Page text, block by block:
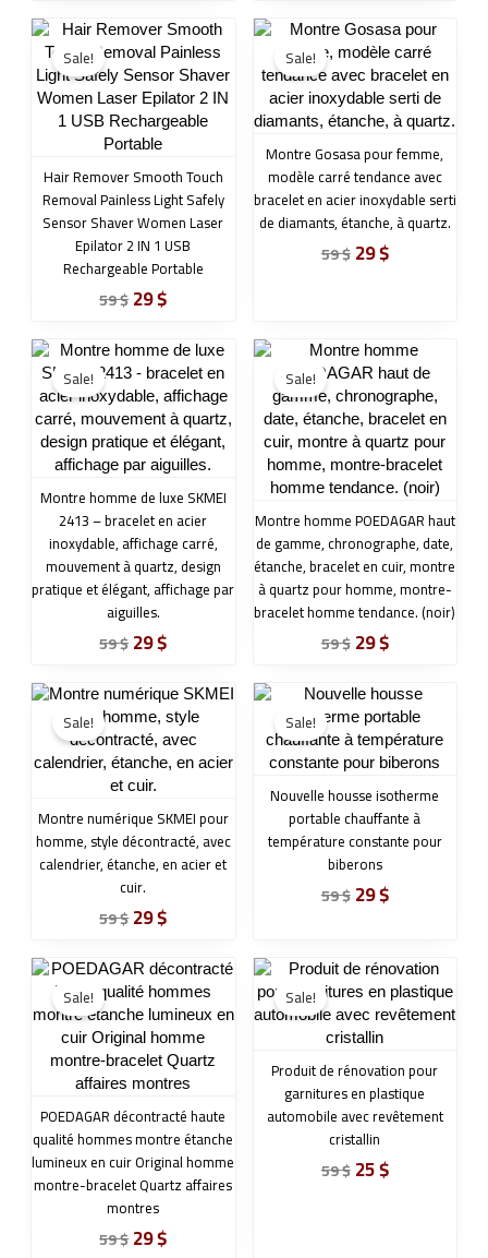
Sale!
Hair Remover Smooth Touch
Removal Painless Light Safely
Sensor Shaver Women Laser
Epilator 2 IN 1 USB
Rechargeable Portable
59$
Original
price
was:
59 $.
29$
Current
price
is:
29 $.
Sale!
Montre Gosasa pour femme,
modèle carré tendance avec
bracelet en acier inoxydable serti
de diamants, étanche, à quartz.
59$
Original
price
was:
59 $.
29$
Current
price
is:
29 $.
Sale!
Montre homme de luxe SKMEI
2413 – bracelet en acier
inoxydable, affichage carré,
mouvement à quartz, design
pratique et élégant, affichage par
aiguilles.
59$
Original
price
was:
59 $.
29$
Current
price
is:
29 $.
Sale!
Montre homme POEDAGAR haut
de gamme, chronographe, date,
étanche, bracelet en cuir, montre
à quartz pour homme, montre-
bracelet homme tendance. (noir)
59$
Original
price
was:
59 $.
29$
Current
price
is:
29 $.
Sale!
Montre numérique SKMEI pour
homme, style décontracté, avec
calendrier, étanche, en acier et
cuir.
59$
Original
price
was:
59 $.
29$
Current
price
is:
29 $.
Sale!
Nouvelle housse isotherme
portable chauffante à
température constante pour
biberons
59$
Original
price
was:
59 $.
29$
Current
price
is:
29 $.
Sale!
POEDAGAR décontracté haute
qualité hommes montre étanche
lumineux en cuir Original homme
montre-bracelet Quartz affaires
montres
59$
Original
price
was:
59 $.
29$
Current
price
is:
29 $.
Sale!
Produit de rénovation pour
garnitures en plastique
automobile avec revêtement
cristallin
59$
Original
price
was:
59 $.
25$
Current
price
is: